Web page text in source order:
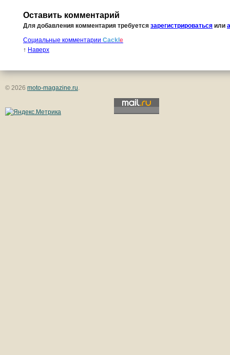
Оставить комментарий
Для добавления комментария требуется зарегистрироваться или
Социальные комментарии Cackl e
↑ Наверх
© 2026 moto-magazine.ru.